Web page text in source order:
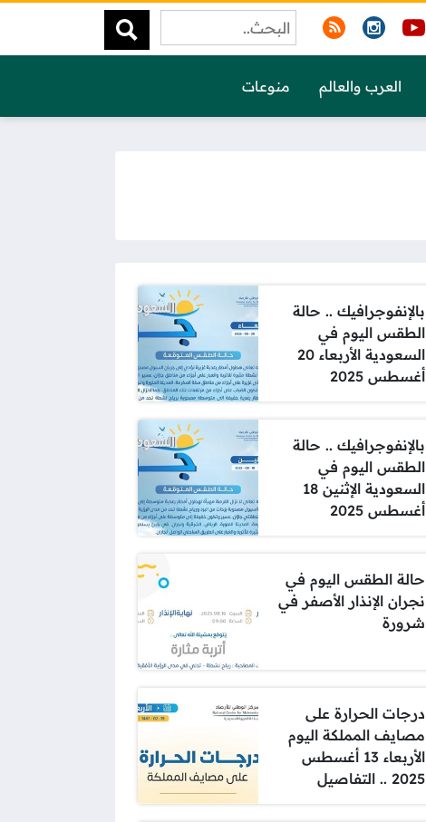
العرب والعالم منوعات
بالإنفوجرافيك .. حالة
الطقس اليوم في
السعودية الأربعاء 20
أغسطس 2025
بالإنفوجرافيك .. حالة
الطقس اليوم في
السعودية الإثنين 18
أغسطس 2025
حالة الطقس اليوم في
نجران الإنذار الأصفر في
شرورة
درجات الحرارة على
مصايف المملكة اليوم
الأربعاء 13 أغسطس
2025 .. التفاصيل